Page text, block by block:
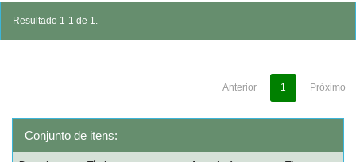
Resultado 1-1 de 1.
Anterior 1 Próximo
Conjunto de itens: